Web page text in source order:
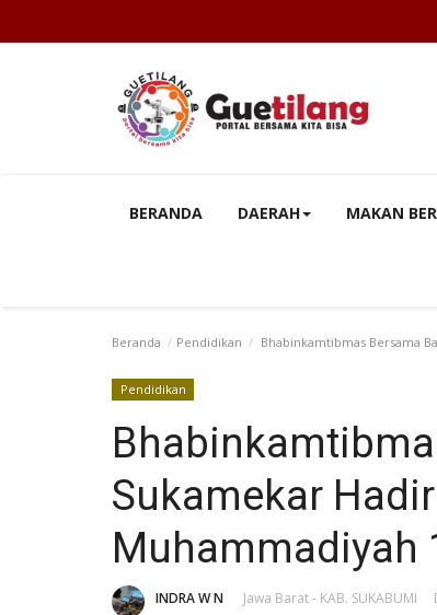
BERANDA DAERAH MAKAN
Beranda Pendidikan Bhabinkamtibmas Bersama
Pendidikan
Sukamekar
Muhammadiyah
INDRA W N Jawa Barat - KAB. SUKABUMI